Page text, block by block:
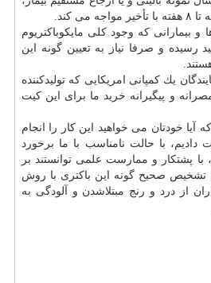
كند.
و بیمارانی كه وجود كلی مایكوباكتریوم
رسیده و صرفا نیاز به تعیین گونه این
یك كمپانی امریكایی كه تولیدكننده
و پیگیرانه خرید ما برای این كیت
آیا خودتان می خواهید این كار را انجام
با حالت نامناسب با ما برخورد
با پشتكار و ممارست علمی توانستند بر
تشخیص صحیح گونه این باكتری با روش
از درد و رنج مبتلاشدن و آلودگی به